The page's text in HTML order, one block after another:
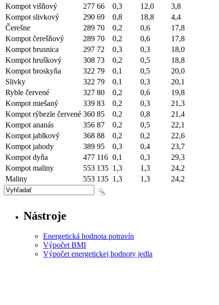
Kompot višňový
277 66 0,3 12,0
3,8
Kompot slivkový
290 69 0,8 18,8
4,4
Čerešne
289 70 0,2 0,6
17,8
Kompot čerešňový
289 70 0,2 0,6
17,8
Kompot brusnica
297 72 0,3 0,3
18,0
Kompot hruškový
308 73 0,2 0,5
18,8
Kompot broskyňa
322 79 0,1 0,5
20,0
Slivky
322 79 0,1 0,3
20,1
Ryble červené
327 80 0,2 0,6
19,8
Kompot miešaný
339 83 0,2 0,3
21,3
Kompot rýbezle červené 360 85 0,2 0,8
21,4
Kompot ananás
356 87 0,2 0,5
22,1
Kompot jablkový
368 88 0,2 0,2
22,6
Kompot jahody
389 95 0,3 0,4
23,7
Kompot dyňa
477 116 0,1 0,3
29,3
Kompot maliny
553 135 1,3 1,3
24,2
Maliny
553 135 1,3 1,3 24,2
Nástroje
Energetická hodnota potravín
Výpočet BMI
Výpočet energetickej hodnoty jedla